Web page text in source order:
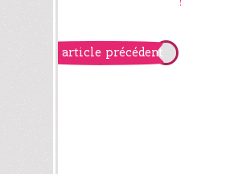
article précédent